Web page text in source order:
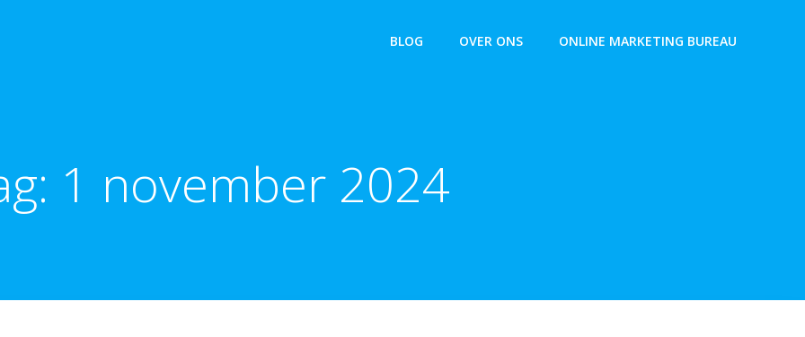
BLOG OVER ONS ONLINE MARKETING BUREAU
1 november 2024